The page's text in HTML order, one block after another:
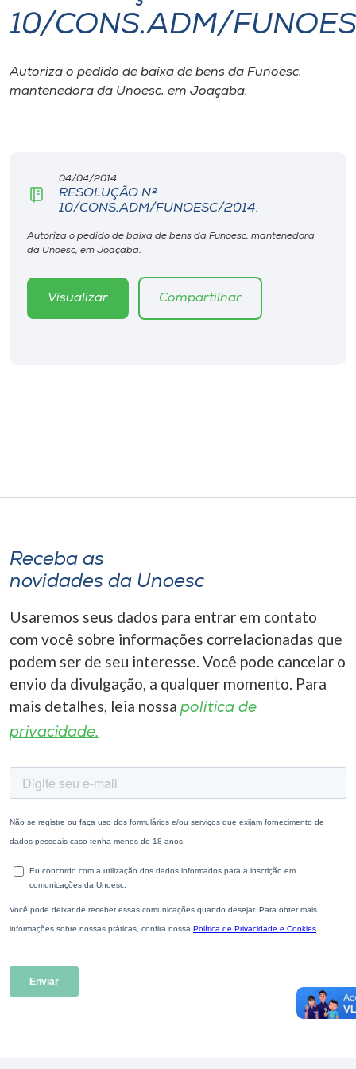
I.nova
Diplomados
Rádio
A+
10/CONS.ADM/
Autoriza o pedido de baixa de bens da Funoesc,
mantenedora da Unoesc, em Joaçaba.
04/04/2014
RESOLUÇÃO Nº
10/CONS.ADM/FUNOESC/2014.
Autoriza o pedido de baixa de bens da Funoesc, mantenedora
da Unoesc, em Joaçaba.
Visualizar Compartilhar
Receba as
novidades da Unoesc
Usaremos seus dados para entrar em contato
com você sobre informações correlacionadas que
podem ser de seu interesse. Você pode cancelar o
envio da divulgação, a qualquer momento. Para
mais detalhes, leia nossa política de
privacidade.